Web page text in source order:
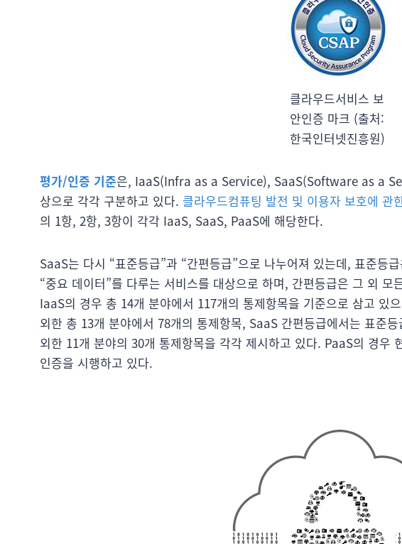
클라우드서비스 보
안인증 마크 (출처:
한국인터넷진흥원)
평가/인증 기준은, IaaS(Infra as a Service), SaaS(Software as a
상으로 각각 구분하고 있다. 클라우드컴퓨팅 발전 및 이용자 보호에 관
의 1항, 2항, 3항이 각각 IaaS, SaaS, PaaS에 해당한다.
SaaS는 다시 “표준등급”과 “간편등급”으로 나누어져 있는데, 표준등
“중요 데이터”를 다루는 서비스를 대상으로 하며, 간편등급은 그 외
IaaS의 경우 총 14개 분야에서 117개의 통제항목을 기준으로 삼고 있
외한 총 13개 분야에서 78개의 통제항목, SaaS 간편등급에서는 표준
외한 11개 분야의 30개 통제항목을 각각 제시하고 있다. PaaS의 경우
인증을 시행하고 있다.